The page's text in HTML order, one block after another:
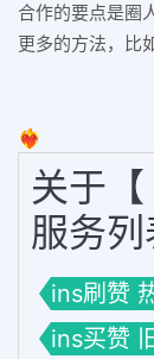
合作的要点是圈
更多的方法，比
❤️‍🔥
关于
服务列
ins刷赞
ins买赞